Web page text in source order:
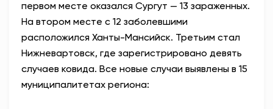
первом месте оказался Сургут — 13 зараженных.
На втором месте с 12 заболевшими
расположился Ханты-Мансийск. Третьим стал
Нижневартовск, где зарегистрировано девять
случаев ковида. Все новые случаи выявлены в 15
муниципалитетах региона: